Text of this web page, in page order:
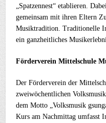
„Spatzennest“ etablieren.
gemeinsam mit ihren Eltern
Musiktradition. Traditionelle
ein ganzheitliches
Förderverein Mittelschule
Der Förderverein der
zweiwöchentlichen
dem Motto „Volksmusik
Kurs am Nachmittag umfasst